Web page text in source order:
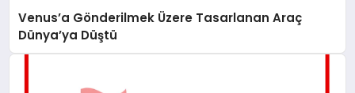
Venus’a Gönderilmek Üzere Tasarlanan Araç
Dünya’ya Düştü